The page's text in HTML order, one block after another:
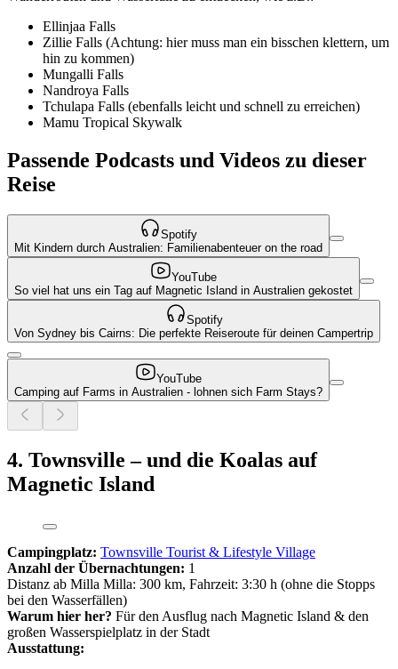
Ellinjaa Falls
Zillie Falls (Achtung: hier muss man ein bisschen klettern, um
hin zu kommen)
Mungalli Falls
Nandroya Falls
Tchulapa Falls (ebenfalls leicht und schnell zu erreichen)
Mamu Tropical Skywalk
Passende Podcasts und Videos zu dieser
Reise
Spotify
Mit Kindern durch Australien: Familienabenteuer on the road
YouTube
So viel hat uns ein Tag auf Magnetic Island in Australien gekostet
Spotify
Von Sydney bis Cairns: Die perfekte Reiseroute für deinen Campertrip
YouTube
Camping auf Farms in Australien - lohnen sich Farm Stays?
4. Townsville – und die Koalas auf
Magnetic Island
Campingplatz: Townsville Tourist & Lifestyle Village
Anzahl der Übernachtungen: 1
Distanz ab Milla Milla: 300 km, Fahrzeit: 3:30 h (ohne die Stopps
bei den Wasserfällen)
Warum hier her? Für den Ausflug nach Magnetic Island & den
großen Wasserspielplatz in der Stadt
Ausstattung: